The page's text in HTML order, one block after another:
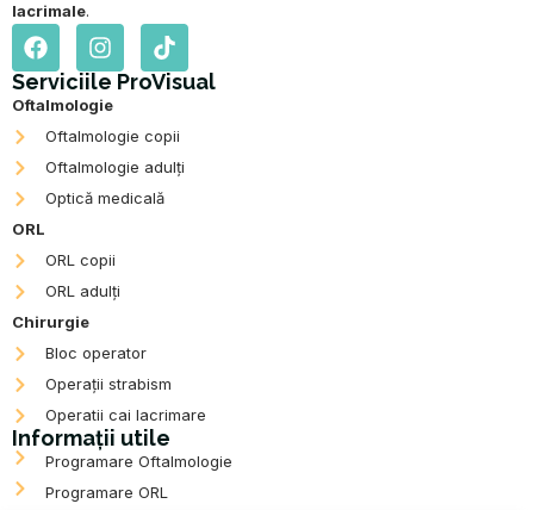
lacrimale.
F
a
c
e
b
o
k
I
n
s
t
a
r
a
T
i
k
o
k
Serviciile ProVisual
Oftalmologie
Oftalmologie copii
Oftalmologie adulți
Optică medicală
ORL
ORL copii
ORL adulți
Chirurgie
Bloc operator
Operații strabism
Operatii cai lacrimare
Informații utile
Programare Oftalmologie
Programare ORL